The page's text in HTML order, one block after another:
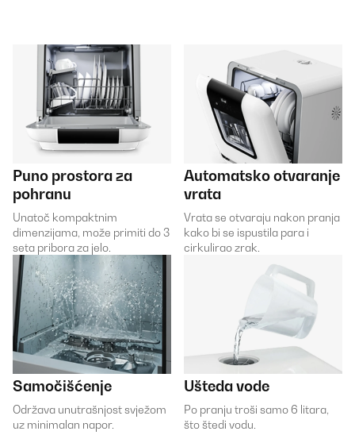
Puno prostora za
pohranu
Unatoč kompaktnim
dimenzijama, može primiti do 3
seta pribora za jelo.
Automatsko otvaranje
vrata
Vrata se otvaraju nakon pranja
kako bi se ispustila para i
cirkulirao zrak.
Samočišćenje
Održava unutrašnjost svježom
uz minimalan napor.
Ušteda vode
Po pranju troši samo 6 litara,
što štedi vodu.